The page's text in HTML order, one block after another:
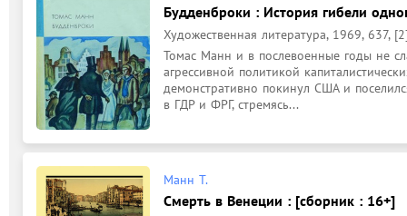
Будденброки : История гибели
Художественная литература, 1969, 637,
Томас Манн и в послевоенные годы не
агрессивной политикой
демонстративно покинул США и
в ГДР и ФРГ, стремясь...
Манн Т.
Смерть в Венеции : [сборник : 16+]